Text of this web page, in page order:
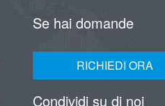
Se hai domande
RICHIEDI ORA
Condividi su di noi